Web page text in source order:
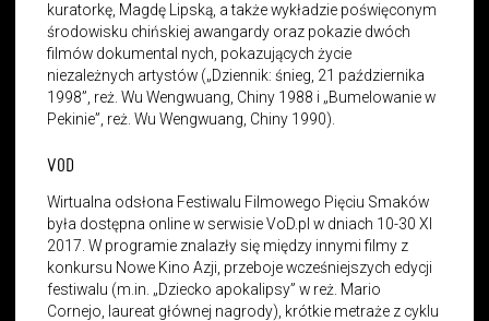
kuratorkę, Magdę Lipską, a także wykładzie poświęconym
środowisku chińskiej awangardy oraz pokazie dwóch
filmów dokumental nych, pokazujących życie
niezależnych artystów („Dziennik: śnieg, 21 października
1998”, reż. Wu Wengwuang, Chiny 1988 i „Bumelowanie w
Pekinie”, reż. Wu Wengwuang, Chiny 1990).
VOD
Wirtualna odsłona Festiwalu Filmowego Pięciu Smaków
była dostępna online w serwisie VoD.pl w dniach 10-30 XI
2017. W programie znalazły się między innymi filmy z
konkursu Nowe Kino Azji, przeboje wcześniejszych edycji
festiwalu (m.in. „Dziecko apokalipsy” w reż. Mario
Cornejo, laureat głównej nagrody), krótkie metraże z cyklu